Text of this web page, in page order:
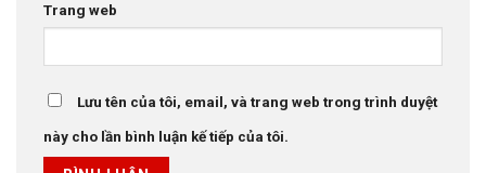
Trang web
Lưu tên của tôi, email, và trang web trong trình duyệt
này cho lần bình luận kế tiếp của tôi.